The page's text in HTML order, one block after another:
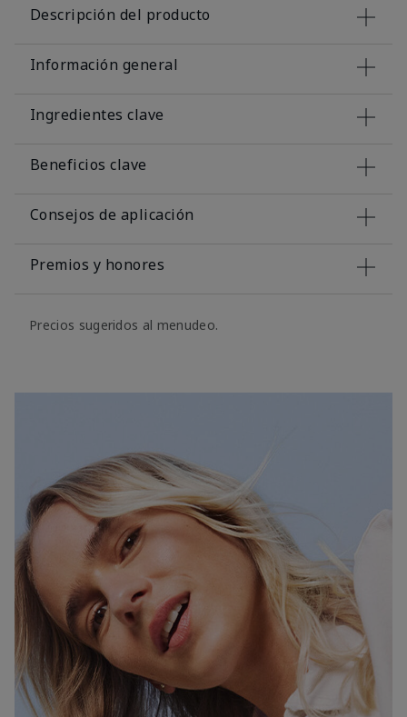
Descripción del producto
Información general
Ingredientes clave
Beneficios clave
Consejos de aplicación
Premios y honores
Precios sugeridos al menudeo.